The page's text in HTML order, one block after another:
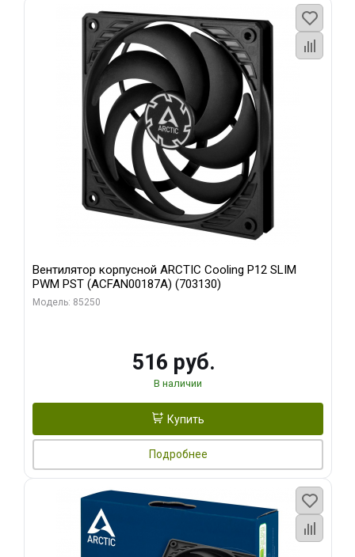
Вентилятор корпусной ARCTIC Cooling P12 SLIM
PWM PST (ACFAN00187A) (703130)
Модель: 85250
516 руб.
В наличии
Купить
Подробнее